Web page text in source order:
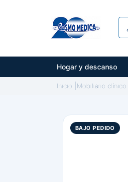
Hogar y descanso
Inicio Mobiliario clínico
BAJO PEDIDO